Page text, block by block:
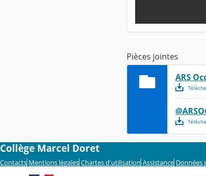
Pièces jointes
ARS
Collège Marcel Doret
Contacts Mentions légales Chartes d'utilisation Assistance Données